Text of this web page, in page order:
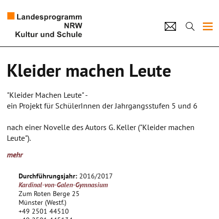
Künstlerpool
Schulen
Kultur und Schule
Kleider machen Leute
"Kleider Machen Leute" -
ein Projekt für SchülerInnen der Jahrgangsstufen 5 und 6
nach einer Novelle des Autors G. Keller ("Kleider machen
Leute").
auf seiner Wanderschaft in das Schweizerische Städtchen
für einen polnischen Grafen gehalten. da er nicht den Mut
finden, das Missverständnis aufzuklären, ergibt er sich
schließlich ganz der Rolle des Grafen, bis sein alter
Lehrmeister in Goldach auftaucht und in Strapinski das arme
mehr
Durchführungsjahr: 2016/2017
Kardinal-von-Galen-Gymnasium
Zum Roten Berge 25
Münster (Westf.)
+49 2501 44510